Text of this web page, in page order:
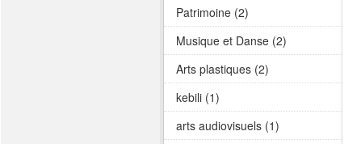
Patrimoine (2)
Musique et Danse (2)
Arts plastiques (2)
kebili (1)
arts audiovisuels (1)